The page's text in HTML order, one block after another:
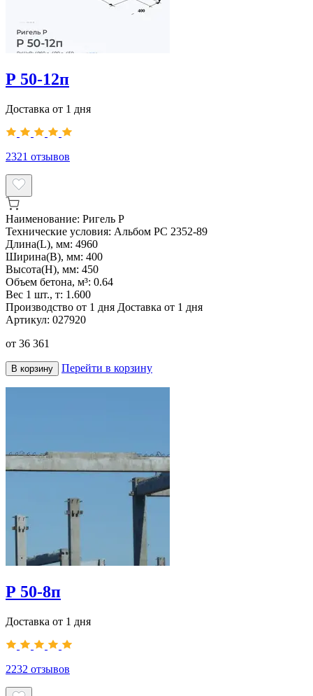
Р 50-12п
Доставка от 1 дня
2321 отзывов
Наименование: Ригель Р
Технические условия: Альбом РС 2352-89
Длина(L), мм: 4960
Ширина(B), мм: 400
Высота(H), мм: 450
Объем бетона, м³: 0.64
Вес 1 шт., т: 1.600
Производство от 1 дня Доставка от 1 дня
Артикул: 027920
от 36 361
В корзину Перейти в корзину
Р 50-8п
Доставка от 1 дня
2232 отзывов